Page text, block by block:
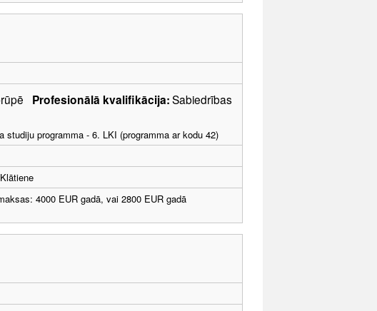
Profesionālā kvalifikācija:Sabiedrības
studiju programma - 6. LKI (programma ar kodu 42)
Klātiene
4000 EUR gadā, vai 2800 EUR gadā